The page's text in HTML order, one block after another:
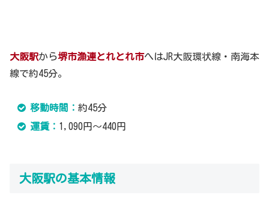
大阪駅から堺市漁連とれとれ市へはJR大阪環状線・南海本
線で約45分。
移動時間： 約45分
運賃： 1,090円～440円
大阪駅の基本情報